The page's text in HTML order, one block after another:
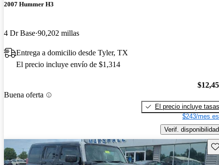
2007 Hummer H3
4 Dr Base 90,202 millas
Entrega a domicilio desde Tyler, TX
El precio incluye envío de $1,314
Buena oferta
El precio incluye tasas
$243/mes
Verif. disponibilidad